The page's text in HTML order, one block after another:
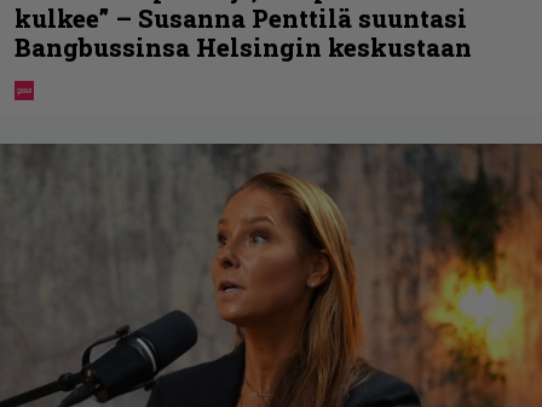
kulkee” – Susanna Penttilä suuntasi
Bangbussinsa Helsingin keskustaan